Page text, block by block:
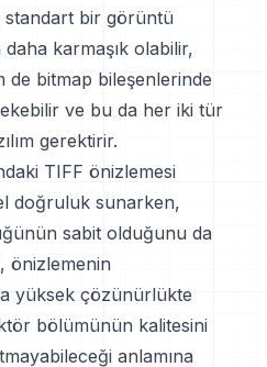
standart bir görüntü
daha karmaşık olabilir,
bitmap bileşenlerinde
ve bu da her iki tür
gerektirir.
TIFF önizlemesi
doğruluk sunarken,
sabit olduğunu da
önizlemenin
yüksek çözünürlükte
bölümünün kalitesini
anlamına